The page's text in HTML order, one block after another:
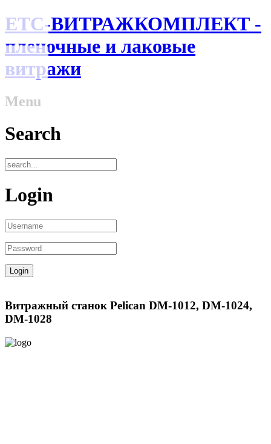
ЕТС-ВИТРАЖКОМПЛЕКТ -
пленочные и лаковые
витражи
Menu
Search
Login
Витражный станок Pelican DM-1012, DM-1024,
DM-1028